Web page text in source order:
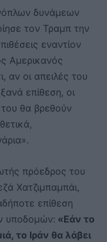
δυνάμεων
τον Τραμπ την
εναντίον
Αμερικανός
αν οι απειλές του
επίθεση, οι
θα βρεθούν
πρόεδρος του
Χατζιμπαμπάι,
επίθεση
υποδομών: «Εάν το
το Ιράν θα λάβει